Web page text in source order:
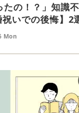
たの！？」知識
いでの後悔】2
Mon